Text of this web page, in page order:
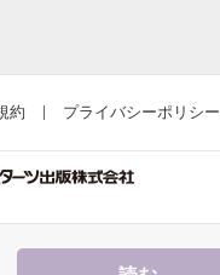
約 プライバシーポリシー